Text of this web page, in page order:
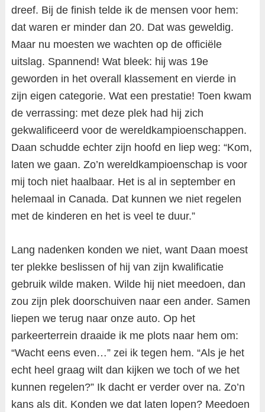
dreef. Bij de finish telde ik de mensen voor hem:
dat waren er minder dan 20. Dat was geweldig.
Maar nu moesten we wachten op de officiële
uitslag. Spannend! Wat bleek: hij was 19e
geworden in het overall klassement en vierde in
zijn eigen categorie. Wat een prestatie! Toen kwam
de verrassing: met deze plek had hij zich
gekwalificeerd voor de wereldkampioenschappen.
Daan schudde echter zijn hoofd en liep weg: “Kom,
laten we gaan. Zo’n wereldkampioenschap is voor
mij toch niet haalbaar. Het is al in september en
helemaal in Canada. Dat kunnen we niet regelen
met de kinderen en het is veel te duur.”
Lang nadenken konden we niet, want Daan moest
ter plekke beslissen of hij van zijn kwalificatie
gebruik wilde maken. Wilde hij niet meedoen, dan
zou zijn plek doorschuiven naar een ander. Samen
liepen we terug naar onze auto. Op het
parkeerterrein draaide ik me plots naar hem om:
“Wacht eens even…” zei ik tegen hem. “Als je het
echt heel graag wilt dan kijken we toch of we het
kunnen regelen?” Ik dacht er verder over na. Zo’n
kans als dit. Konden we dat laten lopen? Meedoen